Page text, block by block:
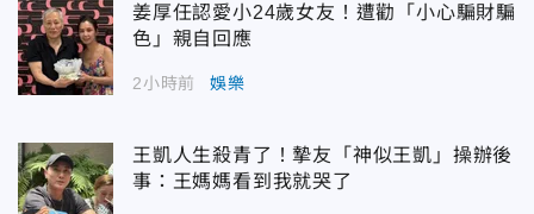
姜厚任認愛小24歲女友！遭勸「小心騙財騙
色」親自回應
2小時前 娛樂
王凱人生殺青了！摯友「神似王凱」操辦後
事：王媽媽看到我就哭了